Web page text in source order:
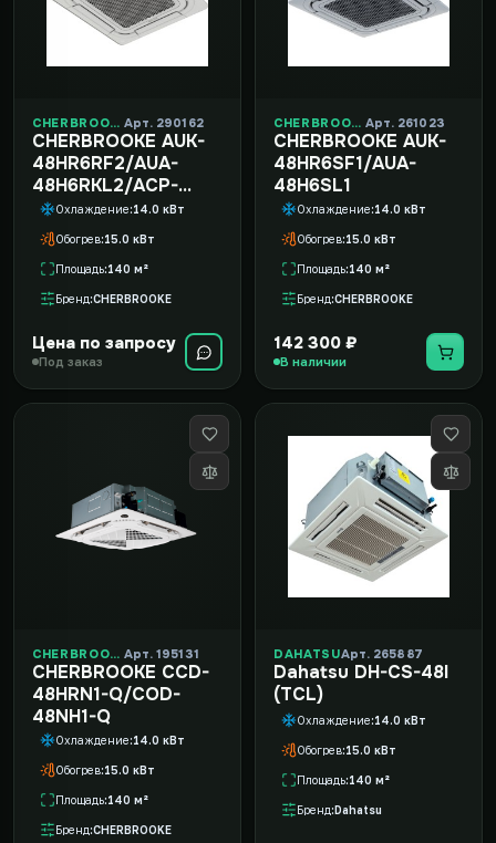
CHERBROOKE Арт. 290162
CHERBROOKE AUK-
48HR6RF2/AUA-
48H6RKL2/ACP-
80UR
Охлаждение 14.0 кВт
Обогрев 15.0 кВт
Площадь 140 м²
Бренд CHERBROOKE
Цена по запросу
Под заказ
CHERBROOKE Арт. 261023
CHERBROOKE AUK-
48HR6SF1/AUA-
48H6SL1
Охлаждение 14.0 кВт
Обогрев 15.0 кВт
Площадь 140 м²
Бренд CHERBROOKE
142 300 ₽
В наличии
CHERBROOKE Арт. 195131
CHERBROOKE CCD-
48HRN1-Q/COD-
48NH1-Q
Охлаждение 14.0 кВт
Обогрев 15.0 кВт
Площадь 140 м²
Бренд CHERBROOKE
DAHATSUАрт. 265887
Dahatsu DH-CS-48I
(TCL)
Охлаждение 14.0 кВт
Обогрев 15.0 кВт
Площадь 140 м²
Бренд Dahatsu